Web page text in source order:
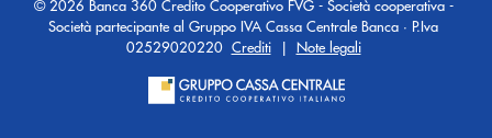
© 2026 Banca 360 Credito Cooperativo FVG - Società cooperativa -
Società partecipante al Gruppo IVA Cassa Centrale Banca · P.Iva
02529020220 Crediti| Note legali